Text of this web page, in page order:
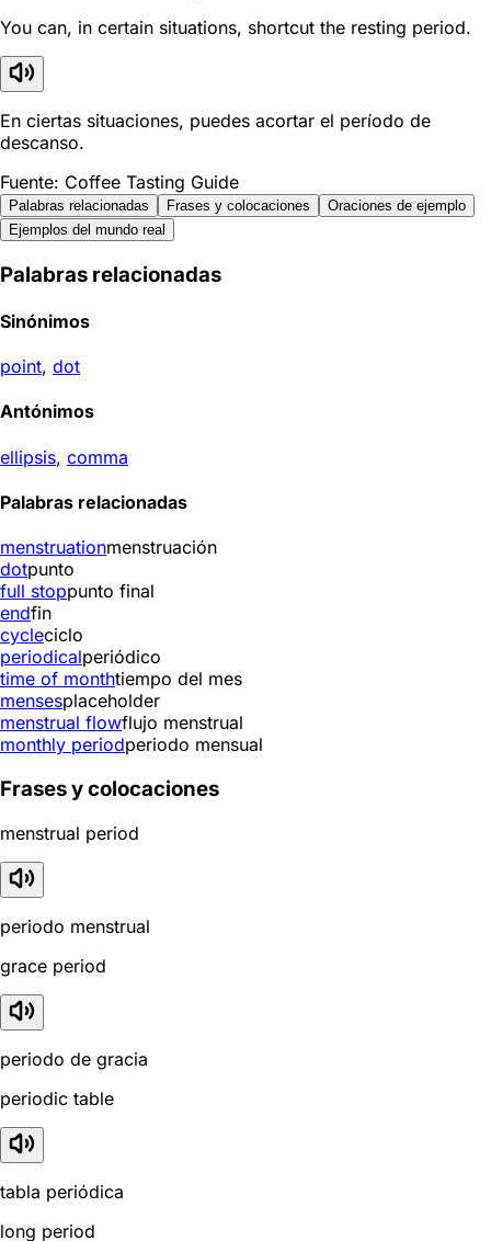
You can, in certain situations, shortcut the resting period.
En ciertas situaciones, puedes acortar el período de
descanso.
Fuente: Coffee Tasting Guide
Palabras relacionadas Frases y colocaciones
Oraciones de ejemplo
Ejemplos del mundo real
Palabras relacionadas
Sinónimos
point, dot
Antónimos
ellipsis, comma
Palabras relacionadas
menstruationmenstruación
dotpunto
full stoppunto final
endfin
cycleciclo
periodicalperiódico
time of monthtiempo del mes
mensesplaceholder
menstrual flowflujo menstrual
monthly periodperiodo mensual
Frases y colocaciones
menstrual period
periodo menstrual
grace period
periodo de gracia
periodic table
tabla periódica
long period